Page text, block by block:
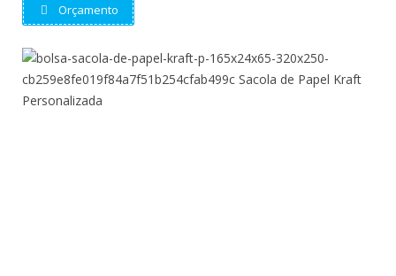
Orçamento